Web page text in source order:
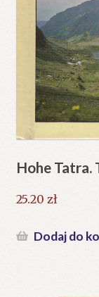
Hohe Tatra.
25.20 zł
Dodaj do